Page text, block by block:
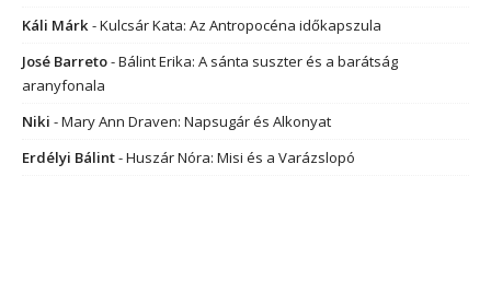
Káli Márk-Kulcsár Kata: Az Antropocéna időkapszula
José Barreto-Bálint Erika: A sánta suszter és a barátság
aranyfonala
Niki -Mary Ann Draven: Napsugár és Alkonyat
Erdélyi Bálint-Huszár Nóra: Misi és a Varázslopó